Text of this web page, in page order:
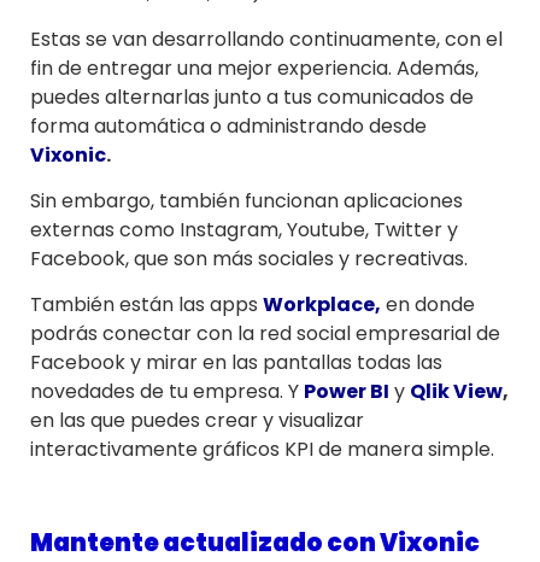
Estas se van desarrollando continuamente, con el
fin de entregar una mejor experiencia. Además,
puedes alternarlas junto a tus comunicados de
forma automática o administrando desde
Vixonic.
Sin embargo, también funcionan aplicaciones
externas como Instagram, Youtube, Twitter y
Facebook, que son más sociales y recreativas.
También están las apps Workplace, en donde
podrás conectar con la red social empresarial de
Facebook y mirar en las pantallas todas las
novedades de tu empresa. Y Power BI y Qlik View,
en las que puedes crear y visualizar
interactivamente gráficos KPI de manera simple.
Mantente actualizado con Vixonic